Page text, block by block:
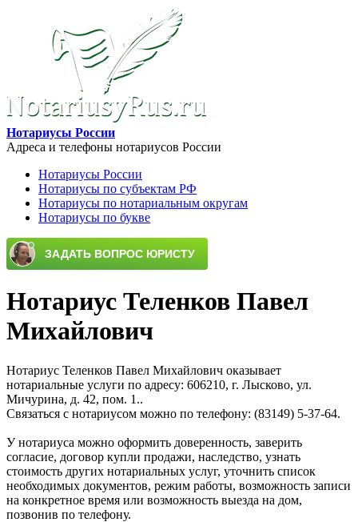
Перейти к основному содержанию
Нотариусы России
Адреса и телефоны нотариусов России
Main menu
Нотариусы России
Нотариусы по субъектам РФ
Нотариусы по нотариальным округам
Нотариусы по букве
Нотариус Теленков Павел
Михайлович
Нотариус Теленков Павел Михайлович оказывает
нотариальные услуги по адресу: 606210, г. Лысково, ул.
Мичурина, д. 42, пом. 1..
Связаться с нотариусом можно по телефону: (83149) 5-37-64.
У нотариуса можно оформить доверенность, заверить
согласие, договор купли продажи, наследство, узнать
стоимость других нотариальных услуг, уточнить список
необходимых документов, режим работы, возможность записи
на конкретное время или возможность выезда на дом,
позвонив по телефону.